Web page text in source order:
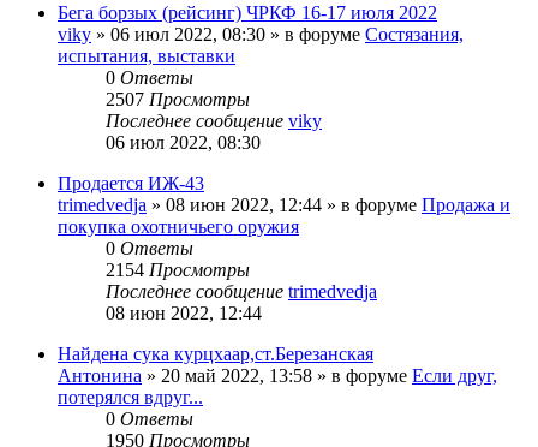
Бега борзых (рейсинг) ЧРКФ 16-17 июля 2022
viky » 06 июл 2022, 08:30 » в форуме Состязания,
испытания, выставки
0 Ответы
2507 Просмотры
Последнее сообщение viky
06 июл 2022, 08:30
Продается ИЖ-43
trimedvedja » 08 июн 2022, 12:44 » в форуме Продажа и
покупка охотничьего оружия
0 Ответы
2154 Просмотры
Последнее сообщение trimedvedja
08 июн 2022, 12:44
Найдена сука курцхаар,ст.Березанская
Антонина » 20 май 2022, 13:58 » в форуме Если друг,
потерялся вдруг...
0 Ответы
1950 Просмотры